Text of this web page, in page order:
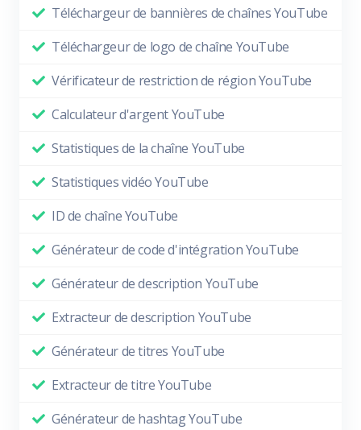
Téléchargeur de bannières de chaînes YouTube
Téléchargeur de logo de chaîne YouTube
Vérificateur de restriction de région YouTube
Calculateur d'argent YouTube
Statistiques de la chaîne YouTube
Statistiques vidéo YouTube
ID de chaîne YouTube
Générateur de code d'intégration YouTube
Générateur de description YouTube
Extracteur de description YouTube
Générateur de titres YouTube
Extracteur de titre YouTube
Générateur de hashtag YouTube